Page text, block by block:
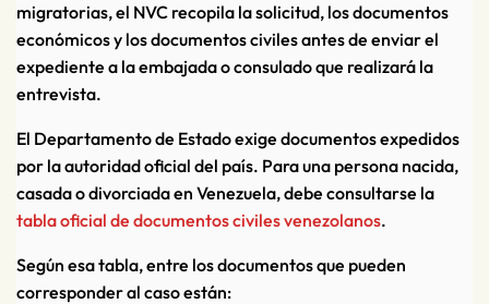
migratorias, el NVC recopila la solicitud, los documentos
económicos y los documentos civiles antes de enviar el
expediente a la embajada o consulado que realizará la
entrevista.
El Departamento de Estado exige documentos expedidos
por la autoridad oficial del país. Para una persona nacida,
casada o divorciada en Venezuela, debe consultarse la
tabla oficial de documentos civiles venezolanos.
Según esa tabla, entre los documentos que pueden
corresponder al caso están: